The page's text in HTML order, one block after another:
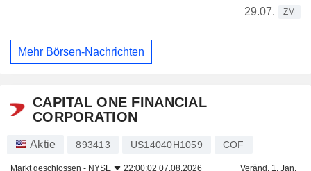
29.07.
ZM
Mehr Börsen-Nachrichten
CAPITAL ONE FINANCIAL
CORPORATION
Aktie 893413 US14040H1059 COF
Markt geschlossen - NYSE 22:00:02 07.08.2026 Veränd. 1. Jan.